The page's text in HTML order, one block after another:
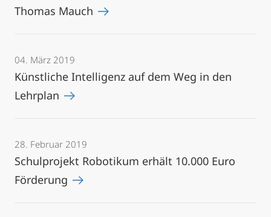
Thomas Mauch
04. März 2019
Künstliche Intelligenz auf dem Weg in den
Lehrplan
28. Februar 2019
Schulprojekt Robotikum erhält 10.000 Euro
Förderung